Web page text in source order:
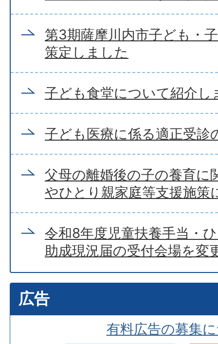
第3期薩摩川内市子ども・
策定しました
子ども食堂について紹介し
子ども医療に係る適正受診
父母の離婚後の子の養育に
やひとり親家庭等支援施策
令和8年度児童扶養手当・
助成現況届の受付会場を変
広告
有料広告の募集